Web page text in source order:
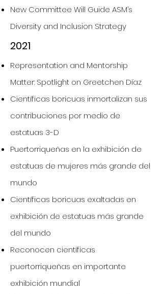
New Committee Will Guide ASM’s
Diversity and Inclusion Strategy
2021
Representation and Mentorship
Matter: Spotlight on Greetchen Díaz
Científicas boricuas inmortalizan sus
contribuciones por medio de
estatuas 3-D
Puertorriqueñas en la exhibición de
estatuas de mujeres más grande del
mundo
Científicas boricuas exaltadas en
exhibición de estatuas más grande
del mundo
Reconocen científicas
puertorriqueñas en importante
exhibición mundial